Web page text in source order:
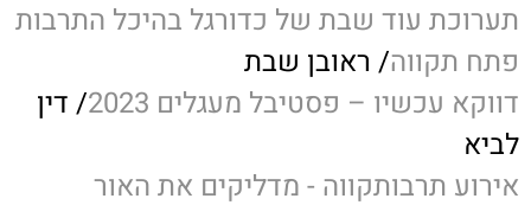
תערוכת עוד שבת של כדורגל בהיכל התרבות
פתח תקווה/ ראובן שבת
דווקא עכשיו – פסטיבל מעגלים 2023
/ דין
לביא
אירוע תרבותקווה - מדליקים את האור